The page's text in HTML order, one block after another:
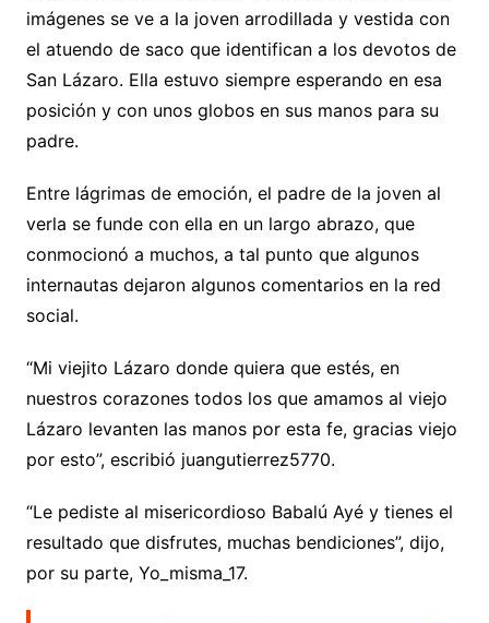
imágenes se ve a la joven arrodillada y vestida con
el atuendo de saco que identifican a los devotos de
San Lázaro. Ella estuvo siempre esperando en esa
posición y con unos globos en sus manos para su
padre.
Entre lágrimas de emoción, el padre de la joven al
verla se funde con ella en un largo abrazo, que
conmocionó a muchos, a tal punto que algunos
internautas dejaron algunos comentarios en la red
social.
“Mi viejito Lázaro donde quiera que estés, en
nuestros corazones todos los que amamos al viejo
Lázaro levanten las manos por esta fe, gracias viejo
por esto”, escribió juangutierrez5770.
“Le pediste al misericordioso Babalú Ayé y tienes el
resultado que disfrutes, muchas bendiciones”, dijo,
por su parte, Yo_misma_17.